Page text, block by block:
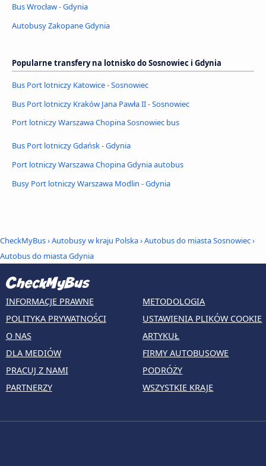
Bus Wrocław - Gdynia
Autobusy Zakopane Gdynia
Popularne transfery na lotnisko do Sosnowiec i Gdynia
Bus Port lotniczy Katowice - Sosnowiec
Bus Port lotniczy Kraków Jana Pawła II - Sosnowiec
Port lotniczy Warszawa Chopina Sosnowiec bus
Bus Port lotniczy Gdańsk - Gdynia
Port lotniczy Warszawa Chopina Gdynia autobus
Busy Port lotniczy Warszawa Modlin - Gdynia
CheckMyBus›Autobusy w kraju Polska›Autobus do miasta Sosnowiec›
Autobus do miasta Gdynia
INFORMACJE PRAWNE
POLITYKA PRYWATNOŚCI
O NAS
DLA MEDIÓW
PRACUJ Z NAMI
PARTNERZY
METODOLOGIA
USTAWIENIA PLIKÓW COOKIE
ARTYKUŁ
FIRMY AUTOBUSOWE
PODRÓŻY
WSZYSTKIE KRAJE